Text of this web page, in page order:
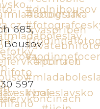
685,
Bousov
597